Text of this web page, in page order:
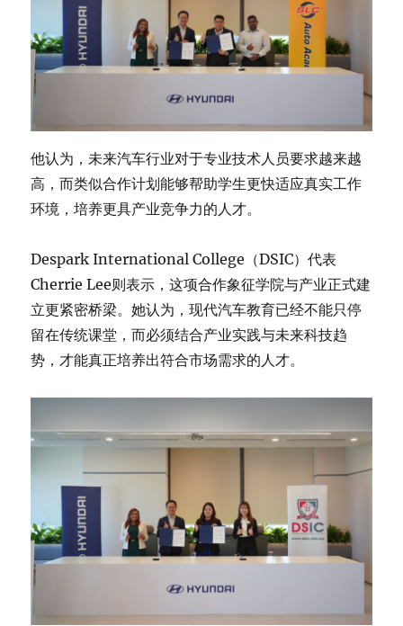
他认为，未来汽车行业对于专业技术人员要求越来越
高，而类似合作计划能够帮助学生更快适应真实工作
环境，培养更具产业竞争力的人才。
Despark International College（DSIC）代表
Cherrie Lee则表示，这项合作象征学院与产业正式建
立更紧密桥梁。她认为，现代汽车教育已经不能只停
留在传统课堂，而必须结合产业实践与未来科技趋
势，才能真正培养出符合市场需求的人才。